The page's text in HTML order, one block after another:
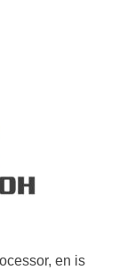
en is